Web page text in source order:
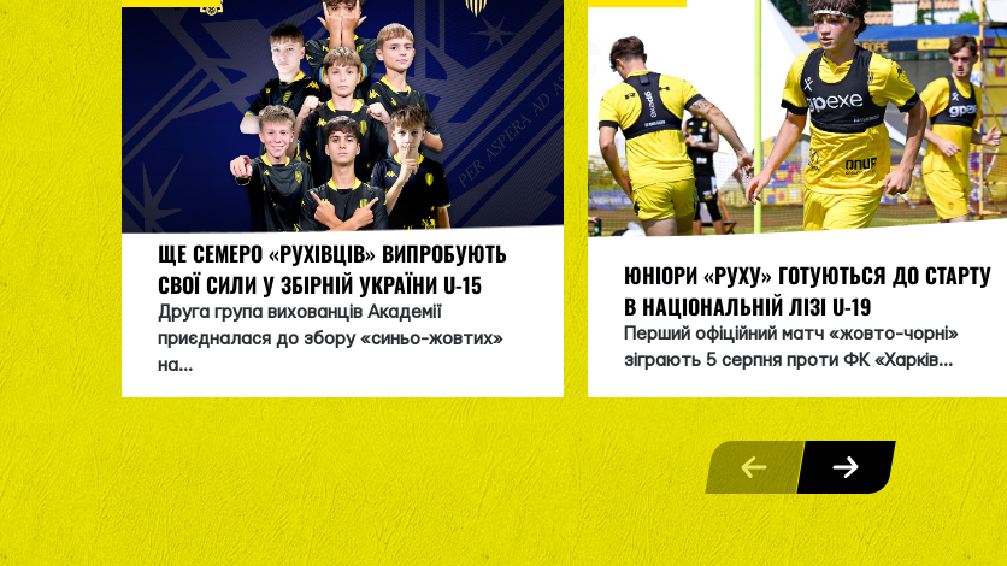
ЩЕ СЕМЕРО «РУХІВЦІВ» ВИПРОБУЮТЬ
СВОЇ СИЛИ У ЗБІРНІЙ УКРАЇНИ U-15
Друга група вихованців Академії
приєдналася до збору «синьо-жовтих»
на...
ЮНІОРИ «РУХУ» ГОТУЮТЬСЯ ДО СТАРТУ
В НАЦІОНАЛЬНІЙ ЛІЗІ U-19
Перший офіційний матч «жовто-чорні»
зіграють 5 серпня проти ФК «Харків...